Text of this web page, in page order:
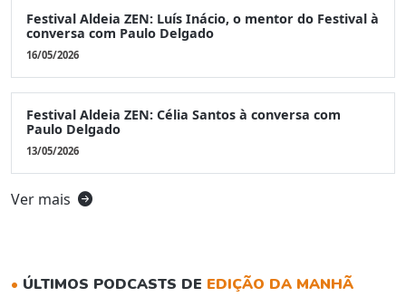
Festival Aldeia ZEN: Luís Inácio, o mentor do Festival à
conversa com Paulo Delgado
16/05/2026
Festival Aldeia ZEN: Célia Santos à conversa com
Paulo Delgado
13/05/2026
Ver mais
• ÚLTIMOS PODCASTS DE EDIÇÃO DA MANHÃ